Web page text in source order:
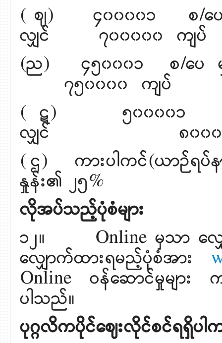
( ဈ) ၄၀၀၀၀၁ စ/ပေ
လျှင် ၇၀၀၀၀၀ ကျပ်
(ည) ၄၅၀၀၀၁ စ/ပေ မှ
၇၅၀၀၀၀ ကျပ်
( ဋ) ၅၀၀၀၀၁
လျှင် ၈၀၀၀၀
( ဌ) ကားပါကင်(ယာဉ်ရပ်န
နှုန်း၏ ၂၅%
လိုအပ်သည့်ပုံစံများ
၁၂။ Online မှသာ လျှော
လျှောက်ထားရမည့်ပုံစံအား
Online ဝန်ဆောင်မှုများ
ပါသည်။
ပုဂ္ဂလိကပိုင်ဈေးလိုင်စင်ရရှိပ